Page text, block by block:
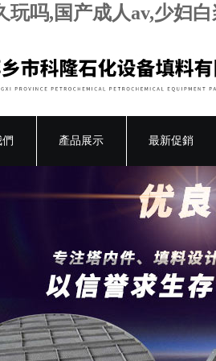
玩吗,国产成人av,少妇
產品展示 最新促銷